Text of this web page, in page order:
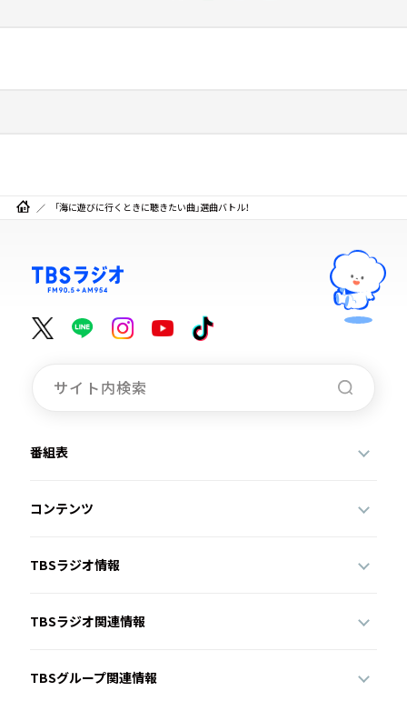
「海に遊びに行くときに聴きたい曲」選曲バトル！
番組表
コンテンツ
TBSラジオ情報
TBSラジオ関連情報
TBSグループ関連情報